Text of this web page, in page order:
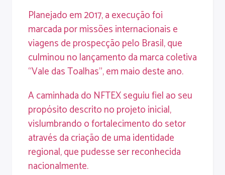
Planejado em 2017, a execução foi
marcada por missões internacionais e
viagens de prospecção pelo Brasil, que
culminou no lançamento da marca coletiva
“Vale das Toalhas”, em maio deste ano.
A caminhada do NFTEX seguiu fiel ao seu
propósito descrito no projeto inicial,
vislumbrando o fortalecimento do setor
através da criação de uma identidade
regional, que pudesse ser reconhecida
nacionalmente.